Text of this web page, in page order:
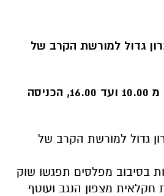
גדול למורשת הקרב של
כל שישי-שבת החל מ 10.00 ועד 16.00, הכניסה
גדול למורשת הקרב של
בסיבוב מפלסים תפגשו שוק
חקלאית מצפון הנגב ועוטף